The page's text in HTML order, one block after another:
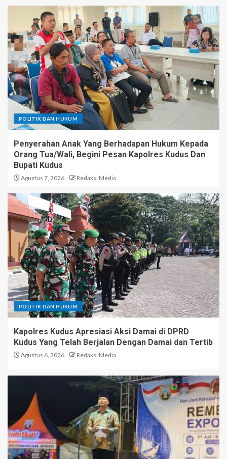
3
Rembang Expo 2026 Resmi
Dibuka Bupati Rembang, Ada
Yang Beda Di Expo Tahun ini
Jembatan Karangmalang-
Peganjaran Dibangun Ulang,
Ditargetkan Rampung Lebih
Cepat dari Kontrak
Razia Balap Liar di Jalan
1
Penyerahan Anak Yang
Berhadapan Hukum Kepada
Orang Tua/Wali, Begini Pesan
Kapolres Kudus Dan Bupati
Kudus
2
Kapolres Kudus Apresiasi Aksi
Damai di DPRD Kudus Yang
Telah Berjalan Dengan Damai
dan Tertib
Yang Beda Di Expo Tahun ini
Jembatan Karangmalang-
Peganjaran Dibangun Ulang,
Ditargetkan Rampung Lebih
Cepat dari Kontrak
POLITIK DAN HUKUM
Penyerahan Anak Yang Berhadapan Hukum Kepada
Orang Tua/Wali, Begini Pesan Kapolres Kudus Dan
Bupati Kudus
Agustus 7, 2026 Redaksi Media
POLITIK DAN HUKUM
Kapolres Kudus Apresiasi Aksi Damai di DPRD
Kudus Yang Telah Berjalan Dengan Damai dan Tertib
Agustus 6, 2026 Redaksi Media